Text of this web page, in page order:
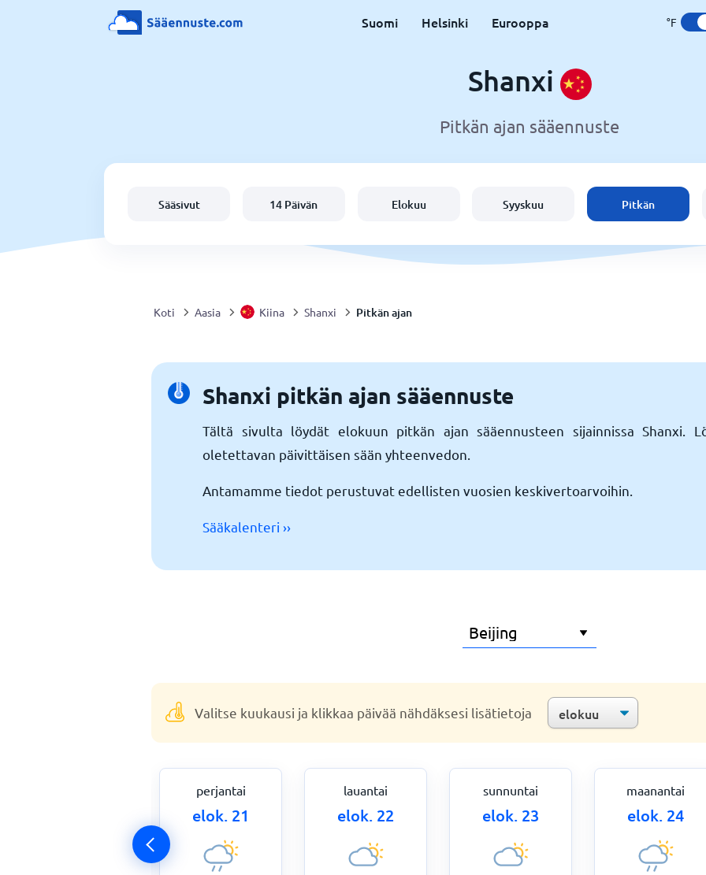
Suomi Helsinki Eurooppa °F
Shanxi
Pitkän ajan sääennuste
Sääsivut 14 Päivän Elokuu Syyskuu Pitkän
Koti Aasia Kiina Shanxi Pitkän ajan
Shanxi pitkän ajan sääennuste
Tältä sivulta löydät elokuun pitkän ajan sääennusteen sijainnissa Shanxi.
oletettavan päivittäisen sään yhteenvedon.
Antamamme tiedot perustuvat edellisten vuosien keskivertoarvoihin.
Sääkalenteri ››
Valitse kuukausi ja klikkaa päivää nähdäksesi lisätietoja
perjantai
elok. 21
lauantai
elok. 22
sunnuntai
elok. 23
maanantai
elok. 24